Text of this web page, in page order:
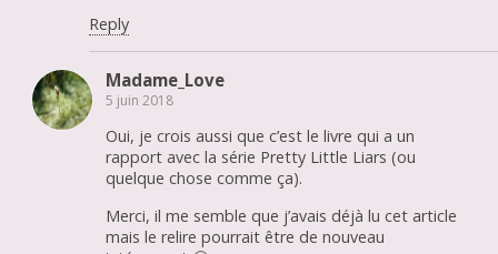
Reply
Madame_Love
5 juin 2018
Oui, je crois aussi que c’est le livre qui a un
rapport avec la série Pretty Little Liars (ou
quelque chose comme ça).
Merci, il me semble que j’avais déjà lu cet article
mais le relire pourrait être de nouveau